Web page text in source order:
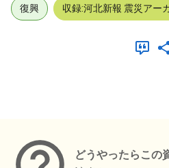
復興 収録:河北新報 震災アー
どうやったらこの